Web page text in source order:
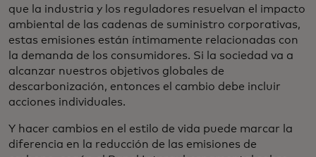
que la industria y los reguladores resuelvan el impacto
ambiental de las cadenas de suministro corporativas,
estas emisiones están íntimamente relacionadas con
la demanda de los consumidores. Si la sociedad va a
alcanzar nuestros objetivos globales de
descarbonización, entonces el cambio debe incluir
acciones individuales.
Y hacer cambios en el estilo de vida puede marcar la
diferencia en la reducción de las emisiones de